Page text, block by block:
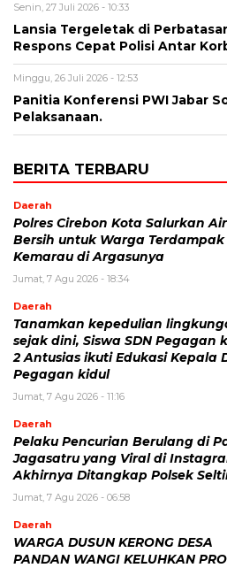
Senin, 27 Juli 2026 - 10:33
Lansia Tergeletak di
Respons Cepat Polisi Antar
Minggu, 26 Juli 2026 - 12:53
Panitia Konferensi PWI Jabar
Pelaksanaan.
BERITA TERBARU
Daerah
Polres Cirebon Kota Salurkan Air
Bersih untuk Warga Terdampak
Kemarau di Argasunya
Jumat, 7 Agu 2026 - 18:34
Daerah
Tanamkan kepedulian
sejak dini, Siswa SDN Pegagan
2 Antusias ikuti Edukasi Kepala
Pegagan kidul
Jumat, 7 Agu 2026 - 11:16
Daerah
Pelaku Pencurian Berulang di
Jagasatru yang Viral di
Akhirnya Ditangkap Polsek
Jumat, 7 Agu 2026 - 06:58
Daerah
WARGA DUSUN KERONG DESA
PANDAN WANGI KELUHKAN